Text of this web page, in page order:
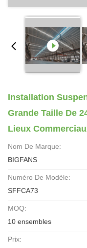
Installation
Grande Taille De
Lieux
Nom De Marque:
BIGFANS
Numéro De Modèle:
SFFCA73
MOQ:
10 ensembles
Prix: